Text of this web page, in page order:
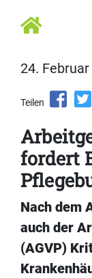
24.
Teilen
fordert
Nach dem
auch der
(AGVP)